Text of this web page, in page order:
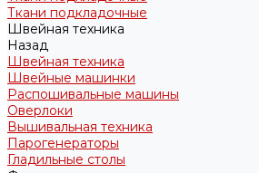
Ткани подкладочные
Швейная техника
Назад
Швейная техника
Швейные машинки
Распошивальные машины
Оверлоки
Вышивальная техника
Парогенераторы
Гладильные столы